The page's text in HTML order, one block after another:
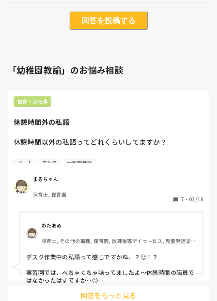
回答を投稿する
「幼稚園教諭」のお悩み相談
保育・お仕事
休憩時間外の私語
休憩時間以外の私語ってどれくらいしてますか？
私が働いている職場では、保育室を出て別室で休憩を取るよ
休憩時間は自然と私語があり、1人の空間はない感じです。
ている職員と交代します。
休憩が終わって子どもたちが起きるまでは1時間以上ある先
生もいます。
ながら作業でずっとプライベートの話や仕事に関係ない話を
する職員もいます。
パート 正社員 幼稚園教諭
まるちゃん
保育士, 保育園
7 ・ 03/16
わたあめ
保育士, その他の職種, 保育園, 放課後等デイサービス, 児童発達支援
デスク作業中の私語って感じですかね、？🙄！？
実習園では、ぺちゃくちゃ喋ってましたよ〜休憩時間の職員で
はなかったはずですが‥🙄
特に実習生でそこの場で休憩しろって、しかも休憩時間中に、
回答をもっと見る